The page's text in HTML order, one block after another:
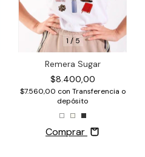
1 / 5
Remera Sugar
$8.400,00
$7.560,00 con Transferencia o
depósito
Comprar